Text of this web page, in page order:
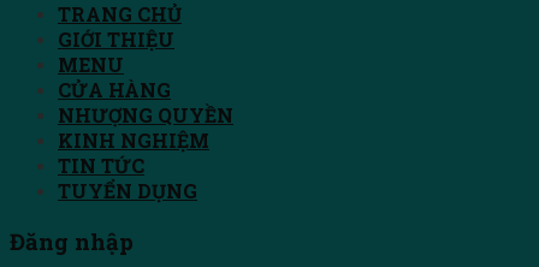
TRANG CHỦ
GIỚI THIỆU
MENU
CỬA HÀNG
NHƯỢNG QUYỀN
KINH NGHIỆM
TIN TỨC
TUYỂN DỤNG
Đăng nhập